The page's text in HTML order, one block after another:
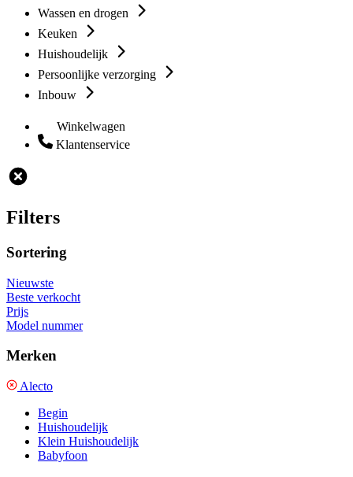
Wassen en drogen
Keuken
Huishoudelijk
Persoonlijke verzorging
Inbouw
Winkelwagen
Klantenservice
Filters
Sortering
Nieuwste
Beste verkocht
Prijs
Model nummer
Merken
Alecto
Begin
Huishoudelijk
Klein Huishoudelijk
Babyfoon